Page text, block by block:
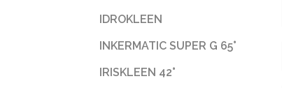
IDROKLEEN
INKERMATIC SUPER G 65°
IRISKLEEN 42°